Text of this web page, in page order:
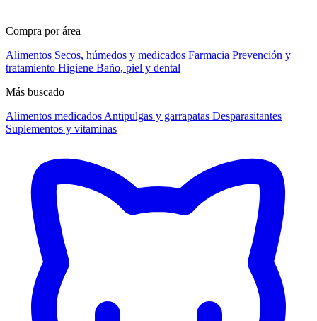
Compra por área
Alimentos Secos, húmedos y medicados Farmacia Prevención y
tratamiento Higiene Baño, piel y dental
Más buscado
Alimentos medicados Antipulgas y garrapatas Desparasitantes
Suplementos y vitaminas